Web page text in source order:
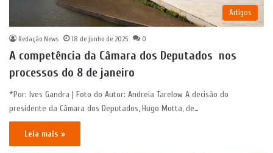
Artigos
Redação News 18 de junho de 2025 0
A competência da Câmara dos Deputados nos
processos do 8 de janeiro
*Por: Ives Gandra | Foto do Autor: Andreia Tarelow A decisão do
presidente da Câmara dos Deputados, Hugo Motta, de…
Leia mais »